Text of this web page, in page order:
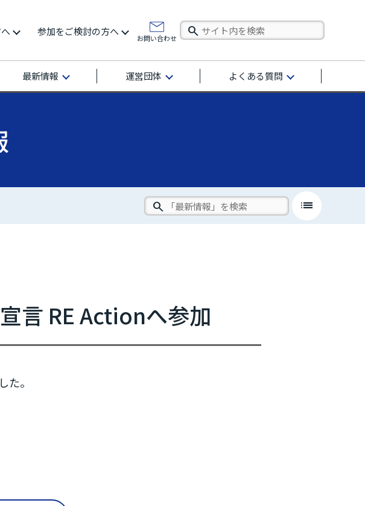
最新情報 運営団体 よくある質問
参加をご検討の方へ
お問い合わせ
list
言 RE Actionへ参加
。